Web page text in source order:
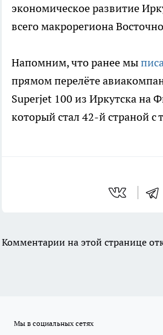
экономическое развитие
всего макрорегиона
Напомним, что ранее мы
прямом перелёте
Superjet 100 из Иркутска на
который стал 42-й страной
Комментарии на этой странице
Мы в социальных сетях